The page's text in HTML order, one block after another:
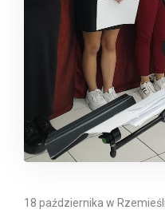
18 października w